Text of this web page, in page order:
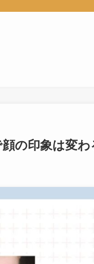
の印象は変わ